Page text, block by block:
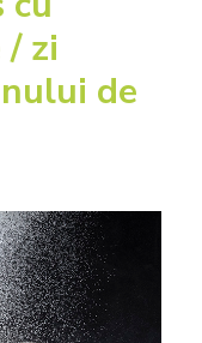
zi
de